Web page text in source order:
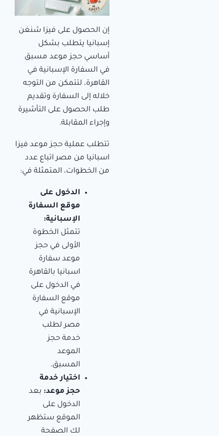
إن الحصول على فيزا شنغن
إسبانيا يتطلب بشكل
أساسي حجز موعد مسبق
في السفارة الإسبانية في
القاهرة، لتتمكن من التوجه
خلاله إلى السفارة وتقديم
طلب الحصول على التأشيرة
وإجراء المقابلة.
تتطلب عملية حجز موعد فيزا
اسبانيا من مصر اتباع عدد
من الخطوات، المتمثلة في:
الدخول على
موقع السفارة
الإسبانية:
تتمثل الخطوة
الأولى في حجز
موعد سفارة
اسبانيا بالقاهرة
في الدخول على
موقع السفارة
الإسبانية في
مصر لطلب
خدمة حجز
الموعد
المسبق.
اختيار خدمة
حجز موعد: بعد
الدخول على
الموقع ستظهر
لك الصفحة